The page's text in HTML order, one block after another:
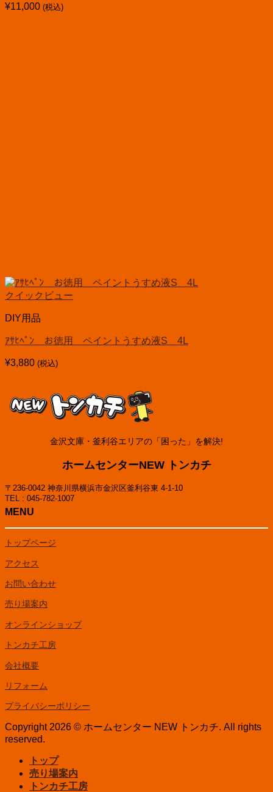
¥11,000 (税込)
クイックビュー
DIY用品
ｱｻﾋﾍﾟﾝ お徳用 ペイントうすめ液S 4L
¥3,880 (税込)
金沢文庫・釜利谷エリアの「困った」を解決!
ホームセンターNEW トンカチ
〒236-0042 神奈川県横浜市金沢区釜利谷東 4-1-10
TEL : 045-782-1007
MENU
トップページ
アクセス
お問い合わせ
売り場案内
オンラインショップ
トンカチ工房
会社概要
リフォーム
プライバシーポリシー
Copyright 2026 © ホームセンター NEW トンカチ. All rights
reserved.
トップ
売り場案内
トンカチ工房